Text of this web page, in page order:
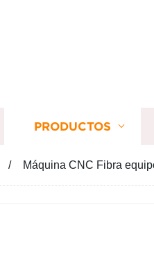
PRODUCTOS
Máquina CNC Fibra